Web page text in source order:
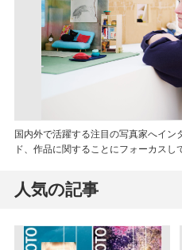
国内外で活躍する注目の写真家へイン
ド、作品に関することにフォーカスし
人気の記事